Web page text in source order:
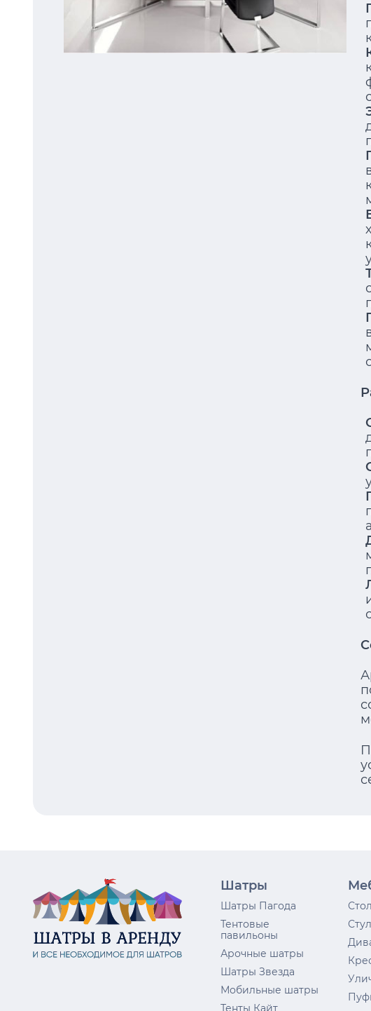
Шатры
Шатры Пагода
Тентовые
павильоны
Арочные шатры
Шатры Звезда
Мобильные шатры
Тенты Кайт